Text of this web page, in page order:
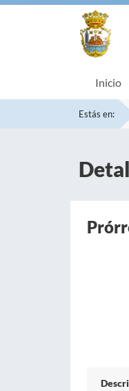
Inicio
Estás en: